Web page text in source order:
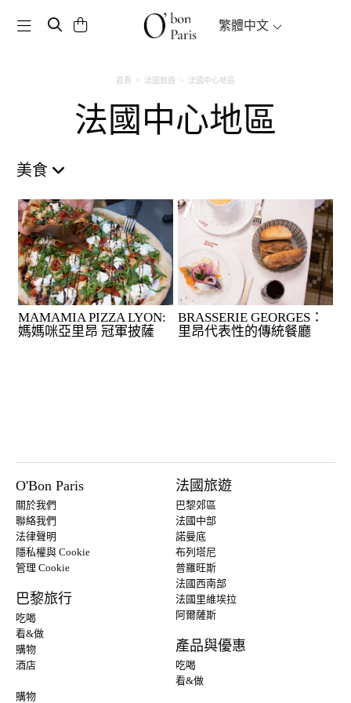
Toggle navigation 繁體中文
首頁 法國旅遊 法國中心地區
法國中心地區
美食
MAMAMIA PIZZA LYON:
媽媽咪亞里昂 冠軍披薩
BRASSERIE GEORGES：
里昂代表性的傳統餐廳
O'Bon Paris
關於我們
聯絡我們
法律聲明
隱私權與 Cookie
管理 Cookie
巴黎旅行
吃喝
看&做
購物
酒店
法國旅遊
巴黎郊區
法國中部
諾曼底
布列塔尼
普羅旺斯
法國西南部
法國里維埃拉
阿爾薩斯
產品與優惠
吃喝
看&做
購物